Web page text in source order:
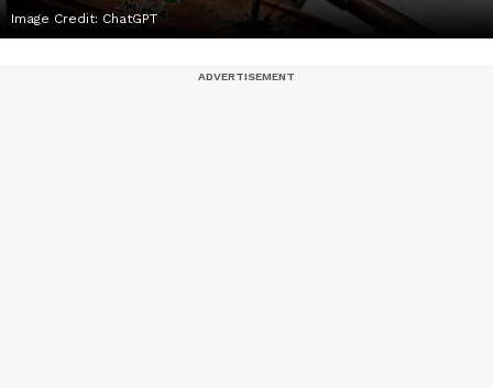
Image Credit: ChatGPT